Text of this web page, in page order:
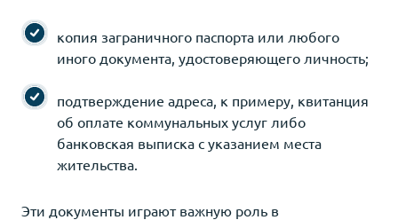
копия заграничного паспорта или любого
иного документа, удостоверяющего личность;
подтверждение адреса, к примеру, квитанция
об оплате коммунальных услуг либо
банковская выписка с указанием места
жительства.
Эти документы играют важную роль в